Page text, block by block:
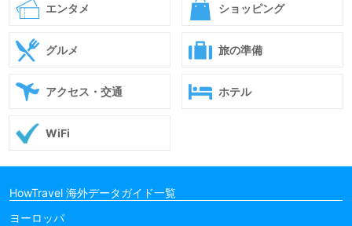
エンタメ ショッピング
グルメ 旅の準備
アクセス・交通 ホテル
WiFi
HowTravel 海外データガイド一覧
ヨーロッパ